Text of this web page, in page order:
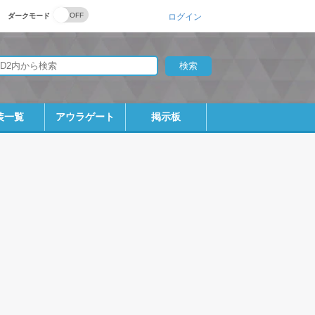
ダークモード ログイン
一覧 アウラゲート 掲示板